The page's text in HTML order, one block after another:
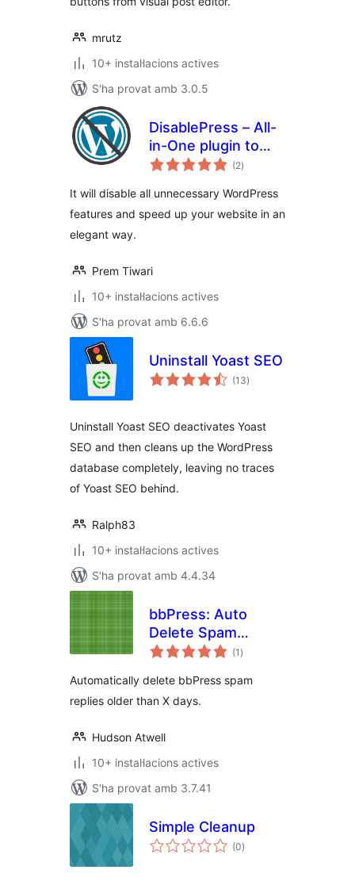
mrutz
10+ instal·lacions actives
S'ha provat amb 3.0.5
DisablePress – All-
in-One plugin to
disable
features
(2puntuacions
totals
)
It will disable all unnecessary WordPress
features and speed up your website in an
elegant way.
Prem Tiwari
10+ instal·lacions actives
S'ha provat amb 6.6.6
Uninstall Yoast SEO
(13puntuacions
totals
)
Uninstall Yoast SEO deactivates Yoast
SEO and then cleans up the WordPress
database completely, leaving no traces
of Yoast SEO behind.
Ralph83
10+ instal·lacions actives
S'ha provat amb 4.4.34
bbPress: Auto
Delete Spam
Replies
(1 puntuacions
totals
)
Automatically delete bbPress spam
replies older than X days.
Hudson Atwell
10+ instal·lacions actives
S'ha provat amb 3.7.41
Simple Cleanup
(0puntuacions
totals
)